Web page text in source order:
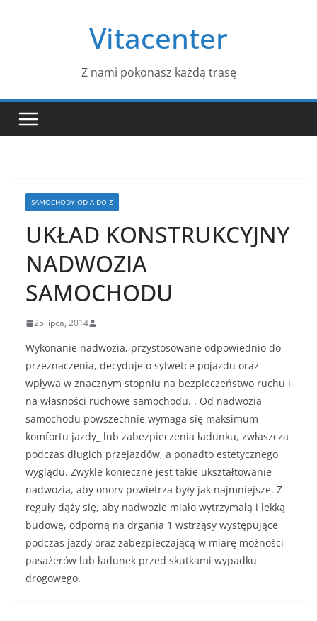
Vitacenter
Z nami pokonasz każdą trasę
SAMOCHODY OD A DO Z
UKŁAD KONSTRUKCYJNY
NADWOZIA
SAMOCHODU
25 lipca, 2014
Wykonanie nadwozia, przystosowane odpowiednio do
przeznaczenia, decyduje o sylwetce pojazdu oraz
wpływa w znacznym stopniu na bezpieczeństwo ruchu i
na własności ruchowe samochodu. . Od nadwozia
samochodu powszechnie wymaga się maksimum
komfortu jazdy_ lub zabezpie­czenia ładunku, zwłaszcza
podczas długich przejazdów, a ponadto estetycznego
wyglądu. Zwykle konieczne jest takie ukształtowanie
nadwozia, aby onorv powietrza były jak najmniejsze. Z
reguły dąży się, aby nadwozie miało wytrzymałą i lekką
budowę, odporną na drgania 1 wstrząsy występujące
podczas jazdy oraz zabezpieczającą w miarę możności
pasażerów lub ładunek przed skutkami wypadku
drogowego.